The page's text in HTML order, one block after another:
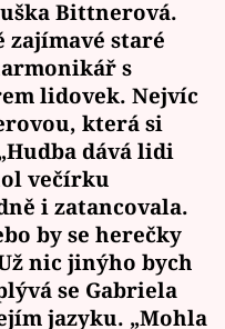
Bittnerová.
staré
s
lidovek. Nejvíc
která si
dává lidi
večírku
i zatancovala.
by se herečky
nic jinýho bych
se Gabriela
jazyku. „Mohla